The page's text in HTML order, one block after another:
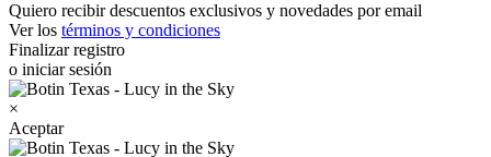
Quiero recibir descuentos exclusivos y novedades por email
Ver los términos y condiciones
Finalizar registro
o iniciar sesión
×
Aceptar